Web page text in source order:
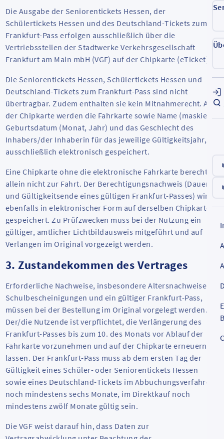
Die Ausgabe der Seniorentickets Hessen, der
Schülertickets Hessen und des Deutschland-Tickets zum
Frankfurt-Pass erfolgen ausschließlich über die
Vertriebsstellen der Stadtwerke Verkehrsgesellschaft
Frankfurt am Main mbH (VGF) auf der Chipkarte (eTicket).
Die Seniorentickets Hessen, Schülertickets Hessen und
Deutschland-Tickets zum Frankfurt-Pass sind nicht
übertragbar. Zudem enthalten sie kein Mitnahmerecht. Auf
der Chipkarte werden die Fahrkarte sowie Name (maskiert),
Geburtsdatum (Monat, Jahr) und das Geschlecht des
Inhabers/der Inhaberin für das jeweilige Gültigkeitsjahr,
ausschließlich elektronisch gespeichert.
Eine Chipkarte ohne die elektronische Fahrkarte berechtigt
allein nicht zur Fahrt. Der Berechtigungsnachweis (Dauer
und Gültigkeitsende eines gültigen Frankfurt-Passes) wird
ebenfalls in elektronischer Form auf derselben Chipkarte
gespeichert. Zu Prüfzwecken muss bei der Nutzung ein
gültiger, amtlicher Lichtbildausweis mitgeführt und auf
Verlangen im Original vorgezeigt werden.
3. Zustandekommen des Vertrages
Erforderliche Nachweise, insbesondere Altersnachweise,
Schulbescheinigungen und ein gültiger Frankfurt-Pass,
müssen bei der Bestellung im Original vorgelegt werden.
Der/die Nutzende ist verpflichtet, die Verlängerung des
Frankfurt-Passes bis zum 10. des Monats vor Ablauf der
Fahrkarte vorzunehmen und auf der Chipkarte erneuern zu
lassen. Der Frankfurt-Pass muss ab dem ersten Tag der
Gültigkeit eines Schüler- oder Seniorentickets Hessen
sowie eines Deutschland-Tickets im Abbuchungsverfahren
noch mindestens sechs Monate, im Direktkauf noch
mindestens zwölf Monate gültig sein.
Die VGF weist darauf hin, dass Daten zur